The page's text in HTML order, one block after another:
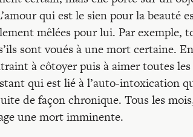
qui est le sien pour la beauté
mêlées pour lui. Par exemple,
sont voués à une mort certaine.
à côtoyer puis à aimer toutes
qui est lié à l’auto-intoxication
de façon chronique. Tous les
une mort imminente.